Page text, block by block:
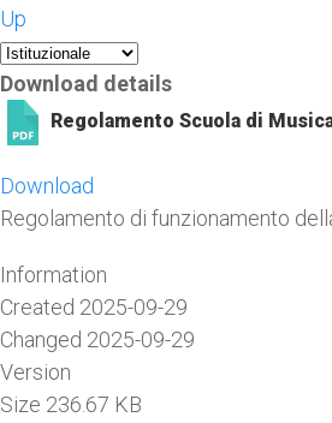
Up
Download details
Regolamento Scuola di
Download
Regolamento di funzionamento
Information
Created 2025-09-29
Changed 2025-09-29
Version
Size 236.67 KB